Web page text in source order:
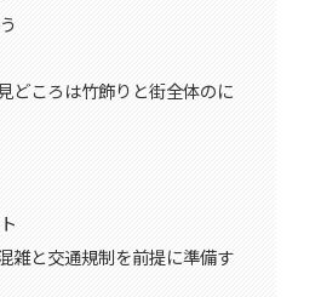
どころは竹飾りと街全体のに
雑と交通規制を前提に準備す